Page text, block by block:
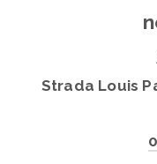
Strada Louis